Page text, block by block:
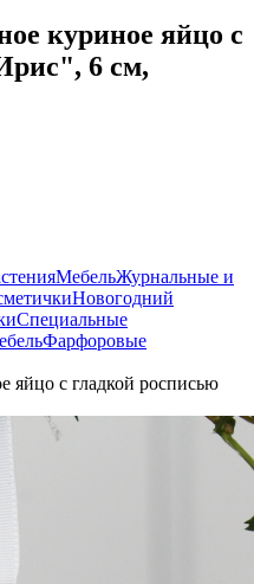
куриное яйцо с
6 см,
МебельЖурнальные и
Новогодний
Специальные
Фарфоровые
яйцо с гладкой росписью